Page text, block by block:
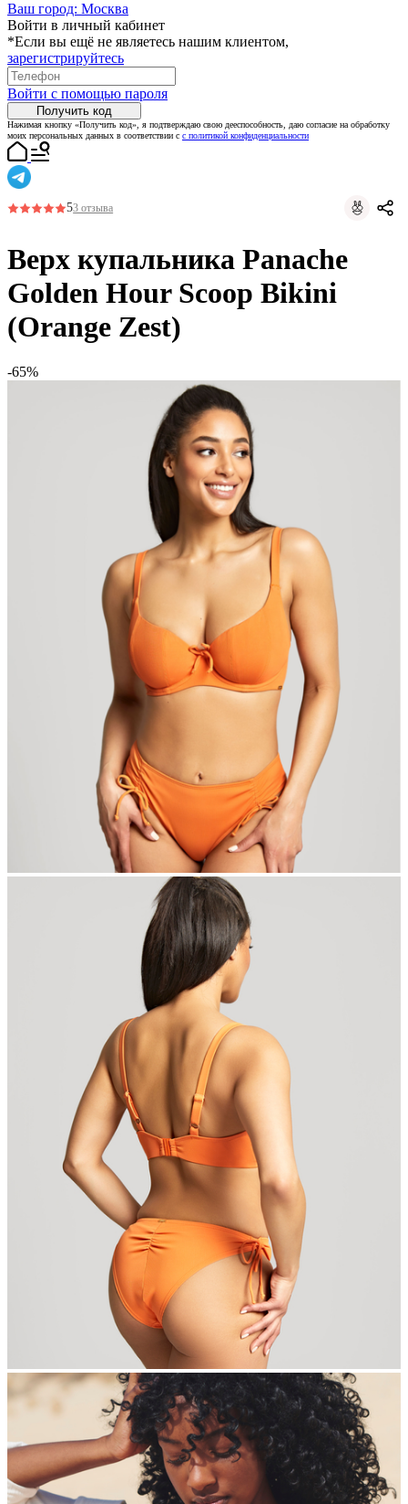
Ваш город: Москва
Войти в личный кабинет
*Если вы ещё не являетесь нашим клиентом,
зарегистрируйтесь
Войти с помощью пароля
Получить код
Нажимая кнопку «Получить код», я подтверждаю свою дееспособность, даю согласие на обработку
моих персональных данных в соответствии с с политикой конфиденциальности
53 отзыва
Верх купальника Panache
Golden Hour Scoop Bikini
(Orange Zest)
-65%